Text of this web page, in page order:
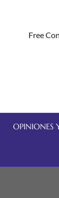
Free
OPINIONES